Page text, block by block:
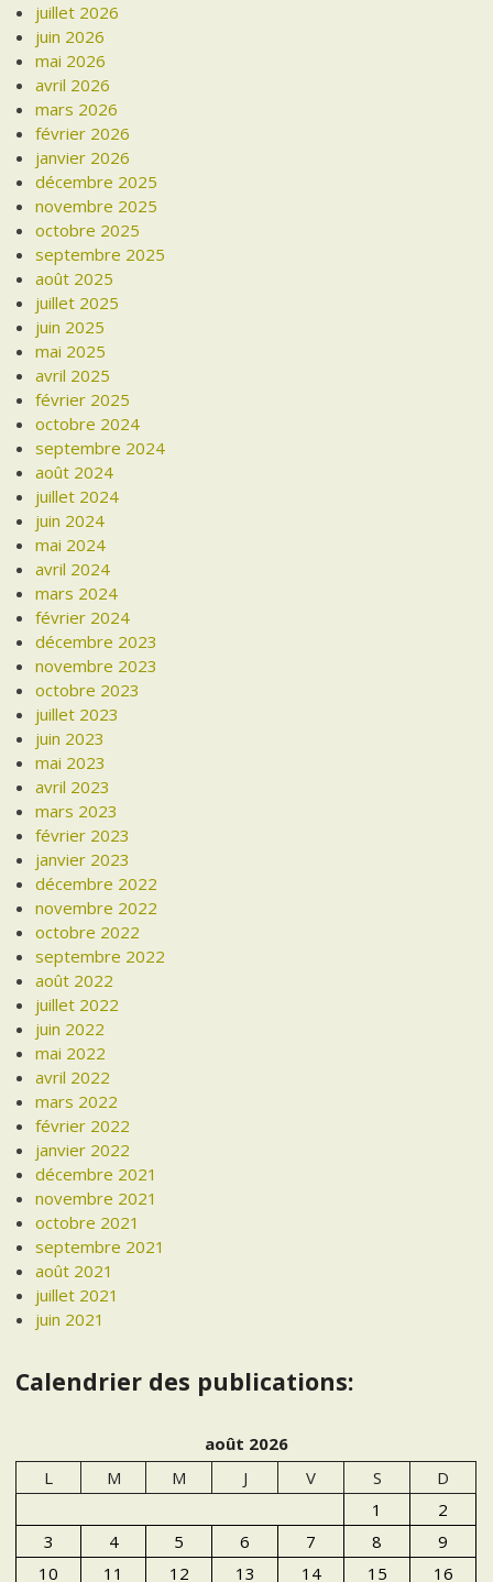
juillet 2026
juin 2026
mai 2026
avril 2026
mars 2026
février 2026
janvier 2026
décembre 2025
novembre 2025
octobre 2025
septembre 2025
août 2025
juillet 2025
juin 2025
mai 2025
avril 2025
février 2025
octobre 2024
septembre 2024
août 2024
juillet 2024
juin 2024
mai 2024
avril 2024
mars 2024
février 2024
décembre 2023
novembre 2023
octobre 2023
juillet 2023
juin 2023
mai 2023
avril 2023
mars 2023
février 2023
janvier 2023
décembre 2022
novembre 2022
octobre 2022
septembre 2022
août 2022
juillet 2022
juin 2022
mai 2022
avril 2022
mars 2022
février 2022
janvier 2022
décembre 2021
novembre 2021
octobre 2021
septembre 2021
août 2021
juillet 2021
juin 2021
Calendrier des publications:
août 2026
L
M M J V S
D
1
2
3
4 5 6 7 8
9
10
11 12 13 14 15 16